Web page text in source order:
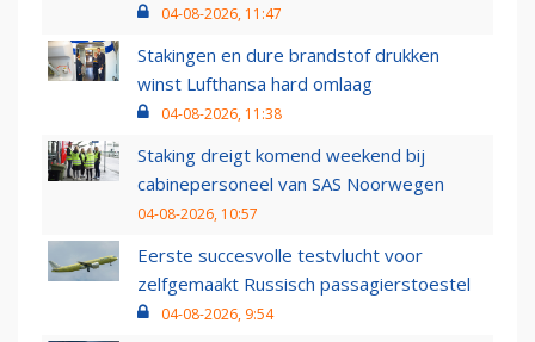
04-08-2026, 11:47
Stakingen en dure brandstof drukken
winst Lufthansa hard omlaag
04-08-2026, 11:38
Staking dreigt komend weekend bij
cabinepersoneel van SAS Noorwegen
04-08-2026, 10:57
Eerste succesvolle testvlucht voor
zelfgemaakt Russisch passagierstoestel
04-08-2026, 9:54